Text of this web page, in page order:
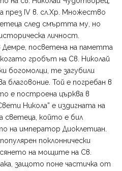
през IV в. сл.Хр. Множество
след смъртта му, но
личност.
Демре, посветена на паметта
гробът на Св. Николай
богомолци, те загубили
Той е погребан в
е построена църква в
Никола” е издигната на
светеца, който е бил
на император Диоклетиан.
поклоннически
на мощите на Св.
защото поне частичка от